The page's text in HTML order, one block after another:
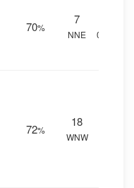
70%
7
NNE
0 mm.
72%
18
WNW